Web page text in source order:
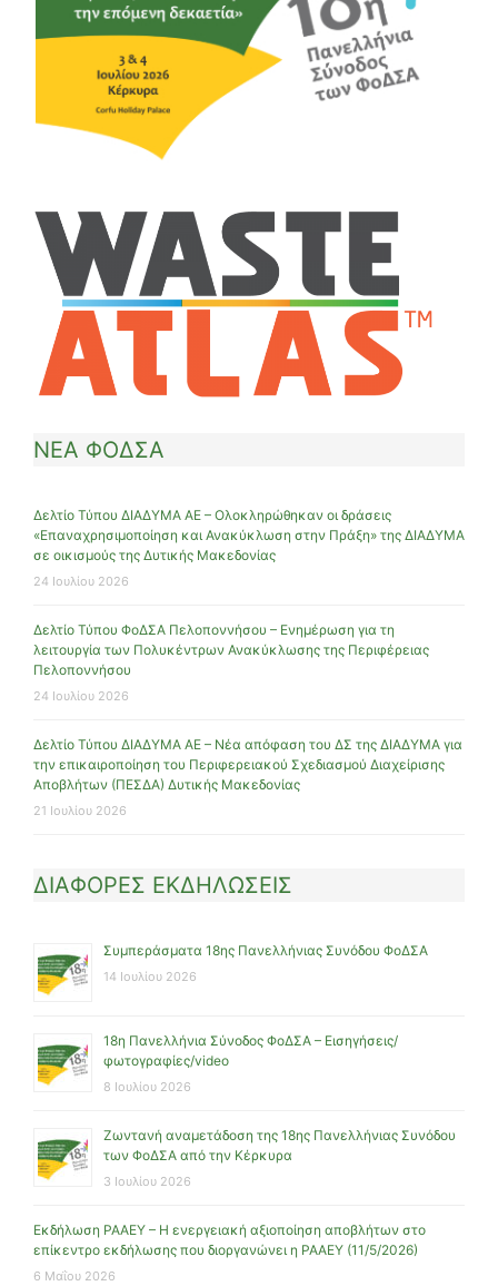
ΝΕΑ ΦΟΔΣΑ
Δελτίο Τύπου ΔΙΑΔΥΜΑ ΑΕ – Ολοκληρώθηκαν οι δράσεις
«Επαναχρησιμοποίηση και Ανακύκλωση στην Πράξη» της ΔΙΑΔΥΜΑ
σε οικισμούς της Δυτικής Μακεδονίας
24 Ιουλίου 2026
Δελτίο Τύπου ΦοΔΣΑ Πελοποννήσου – Ενημέρωση για τη
λειτουργία των Πολυκέντρων Ανακύκλωσης της Περιφέρειας
Πελοποννήσου
24 Ιουλίου 2026
Δελτίο Τύπου ΔΙΑΔΥΜΑ ΑΕ – Νέα απόφαση του ΔΣ της ΔΙΑΔΥΜΑ για
την επικαιροποίηση του Περιφερειακού Σχεδιασμού Διαχείρισης
Αποβλήτων (ΠΕΣΔΑ) Δυτικής Μακεδονίας
21 Ιουλίου 2026
ΔΙΑΦΟΡΕΣ ΕΚΔΗΛΩΣΕΙΣ
Συμπεράσματα 18ης Πανελλήνιας Συνόδου ΦοΔΣΑ
14 Ιουλίου 2026
18η Πανελλήνια Σύνοδος ΦοΔΣΑ – Εισηγήσεις/
φωτογραφίες/video
8 Ιουλίου 2026
Ζωντανή αναμετάδοση της 18ης Πανελλήνιας Συνόδου
των ΦοΔΣΑ από την Κέρκυρα
3 Ιουλίου 2026
Εκδήλωση ΡΑΑΕΥ – Η ενεργειακή αξιοποίηση αποβλήτων στο
επίκεντρο εκδήλωσης που διοργανώνει η ΡΑΑΕΥ (11/5/2026)
6 Μαΐου 2026